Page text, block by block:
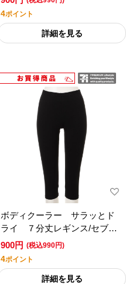
アムライフスタイル
4ポイント
詳細を見る
ボディクーラー サラッとド
ライ ７分丈レギンス/セブン
プレミアムライフスタイル
900円 (税込990円)
4ポイント
詳細を見る